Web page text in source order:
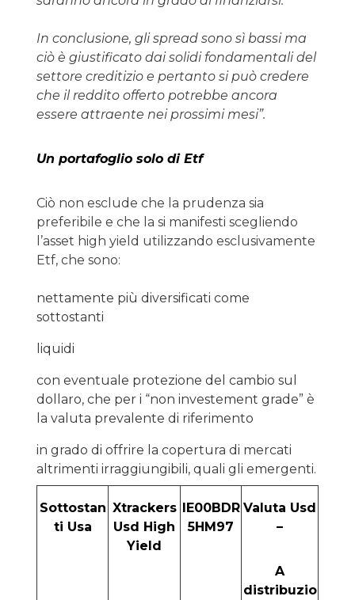
In conclusione, gli spread sono sì bassi ma
ciò è giustificato dai solidi fondamentali del
settore creditizio e pertanto si può credere
che il reddito offerto potrebbe ancora
essere attraente nei prossimi mesi”.
Un portafoglio solo di Etf
Ciò non esclude che la prudenza sia
preferibile e che la si manifesti scegliendo
l’asset high yield utilizzando esclusivamente
Etf, che sono:
nettamente più diversificati come
sottostanti
liquidi
con eventuale protezione del cambio sul
dollaro, che per i “non investement grade” è
la valuta prevalente di riferimento
in grado di offrire la copertura di mercati
altrimenti irraggiungibili, quali gli emergenti.
Sottostan
ti Usa
Xtrackers
Usd High
Yield
IE00BDR
5HM97
Valuta Usd
–
A
distribuzio